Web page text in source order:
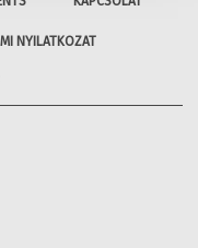
NYILATKOZAT